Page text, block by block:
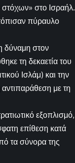
στόχων» στο Ισραήλ.
πύραυλο
δύναμη στον
τη δεκαετία του
Ισλάμ) και την
με τη
εξοπλισμό,
επίθεση κατά
τα σύνορα της